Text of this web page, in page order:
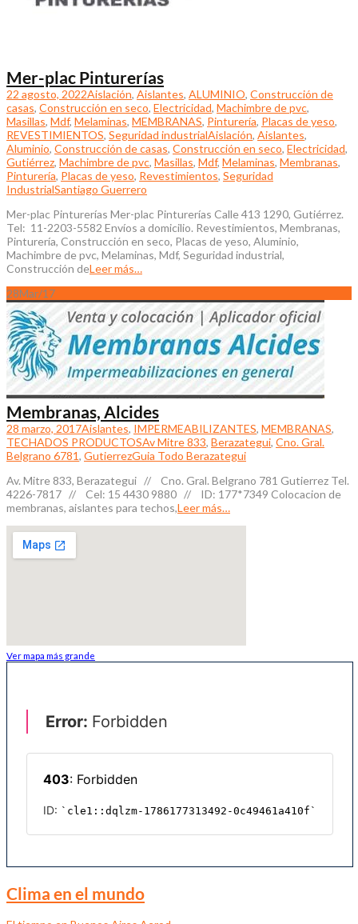
Mer-plac Pinturerías
22 agosto, 2022Aislación, Aislantes, ALUMINIO, Construcción de
casas, Construcción en seco, Electricidad, Machimbre de pvc,
Masillas, Mdf, Melaminas, MEMBRANAS, Pinturería, Placas de yeso,
REVESTIMIENTOS, Seguridad industrialAislación, Aislantes,
Aluminio, Construcción de casas, Construcción en seco, Electricidad,
Gutiérrez, Machimbre de pvc, Masillas, Mdf, Melaminas, Membranas,
Pinturería, Placas de yeso, Revestimientos, Seguridad
IndustrialSantiago Guerrero
Mer-plac Pinturerías Mer-plac Pinturerías Calle 413 1290, Gutiérrez.
Tel: 11-2203-5582 Envíos a domicilio. Revestimientos, Membranas,
Pinturería, Construcción en seco, Placas de yeso, Aluminio,
Machimbre de pvc, Melaminas, Mdf, Seguridad industrial,
Construcción deLeer más…
28Mar/17
Membranas, Alcides
28 marzo, 2017Aislantes, IMPERMEABILIZANTES, MEMBRANAS,
TECHADOS PRODUCTOSAv Mitre 833, Berazategui, Cno. Gral.
Belgrano 6781, GutierrezGuia Todo Berazategui
Av. Mitre 833, Berazategui // Cno. Gral. Belgrano 781 Gutierrez Tel.
4226-7817 // Cel: 15 4430 9880 // ID: 177*7349 Colocacion de
membranas, aislantes para techos,Leer más…
Ver mapa más grande
Clima en el mundo